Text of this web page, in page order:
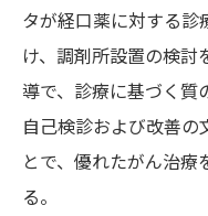
タが経口薬に対する診
け、調剤所設置の検討
導で、診療に基づく質
自己検診および改善
とで、優れたがん治
る。